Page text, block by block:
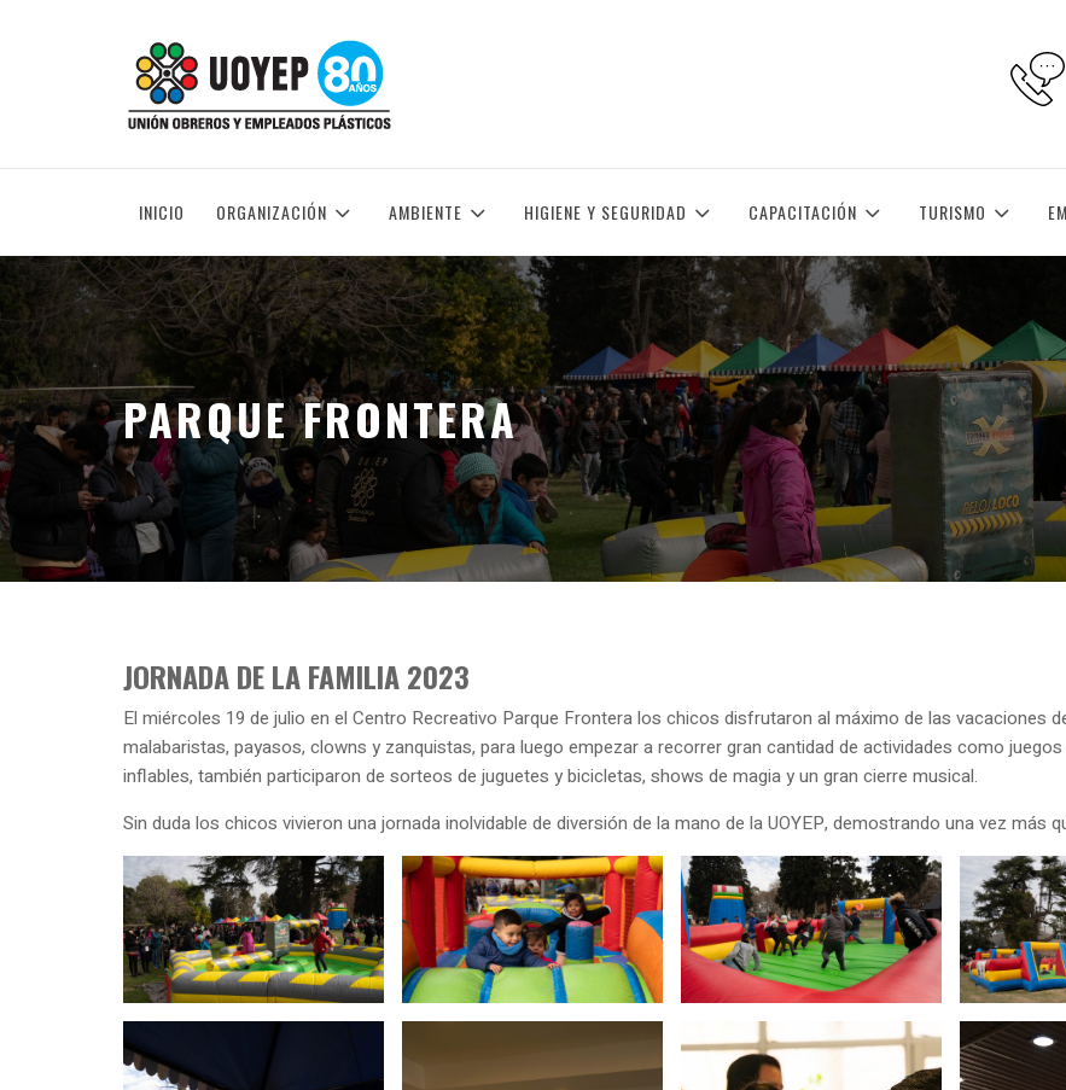
UNIÓN OBREROS Y EMPLEADOS PLÁSTICOS
INICIO ORGANIZACIÓN AMBIENTE HIGIENE Y SEGURIDAD CAPACITACIÓN TURISMO
PARQUE FRONTERA
JORNADA DE LA FAMILIA 2023
El miércoles 19 de julio en el Centro Recreativo Parque Frontera los chicos disfrutaron al máximo de las vacaciones
malabaristas, payasos, clowns y zanquistas, para luego empezar a recorrer gran cantidad de actividades como
inflables, también participaron de sorteos de juguetes y bicicletas, shows de magia y un gran cierre musical.
Sin duda los chicos vivieron una jornada inolvidable de diversión de la mano de la UOYEP, demostrando una vez más